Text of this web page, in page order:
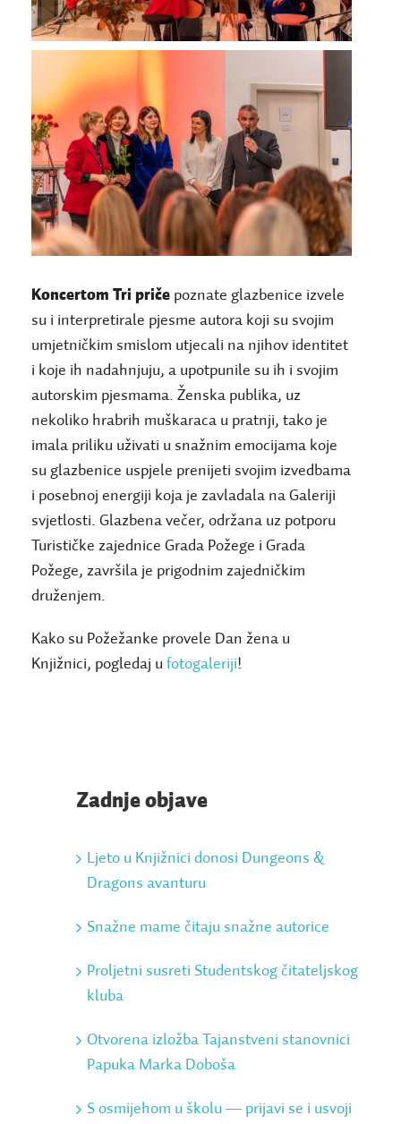
Koncertom Tri priče poznate glazbenice izvele
su i interpretirale pjesme autora koji su svojim
umjetničkim smislom utjecali na njihov identitet
i koje ih nadahnjuju, a upotpunile su ih i svojim
autorskim pjesmama. Ženska publika, uz
nekoliko hrabrih muškaraca u pratnji, tako je
imala priliku uživati u snažnim emocijama koje
su glazbenice uspjele prenijeti svojim izvedbama
i posebnoj energiji koja je zavladala na Galeriji
svjetlosti. Glazbena večer, održana uz potporu
Turističke zajednice Grada Požege i Grada
Požege, završila je prigodnim zajedničkim
druženjem.
Kako su Požežanke provele Dan žena u
Knjižnici, pogledaj ufotogaleriji!
Zadnje objave
Ljeto u Knjižnici donosi Dungeons &
Dragons avanturu
Snažne mame čitaju snažne autorice
Proljetni susreti Studentskog čitateljskog
kluba
Otvorena izložba Tajanstveni stanovnici
Papuka Marka Doboša
S osmijehom u školu ― prijavi se i usvoji